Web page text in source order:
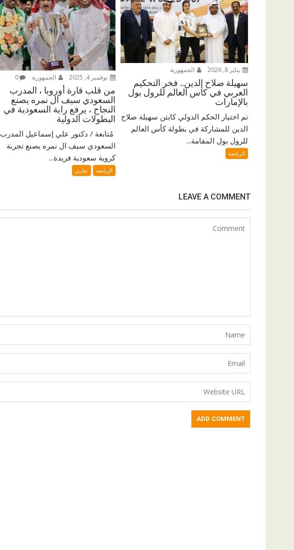
يناير 8, 2026 الجمهورية
سهيلة صلاح الدين.. فخر التحكيم
العربي في كأس العالم للرول بول
بالإمارات
تم اختيار الحكم الدولي كابتن سهيلة صلاح
الدين للمشاركة في بطولة كأس العالم
للرول بول المقامة...
الرياضة
نوفمبر 4, 2025 الجمهورية 0
من قلب قارة أوروبا ، المدرب
السعودي سيف ال نمره يصنع
النجاح ، يرفع راية السعودية في
البطولات الدولية
‎ مُتابعة / دكتور علي إسماعيل ‎المدرب
السعودي سيف ال نمره يصنع تجربة
كروية سعودية فريدة...
الرياضة تقارير
LEAVE A COMMENT